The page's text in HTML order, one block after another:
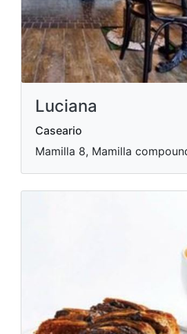
Luciana
Caseario
Mamilla 8, Mamilla